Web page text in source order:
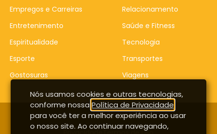
Empregos e Carreiras
Entretenimento
Espiritualidade
Esporte
Gostosuras
Relacionamento
Saúde e Fitness
Tecnologia
Transportes
Viagens
Contato
Entrar
Nós usamos cookies e outras tecnologias,
conforme nossaPolítica de Privacidade
para você ter a melhor experiência ao usar
o nosso site. Ao continuar navegando,